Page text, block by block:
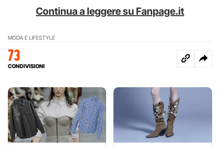
Continua a leggere su Fanpage.it
MODA E LIFESTYLE
73
CONDIVISIONI